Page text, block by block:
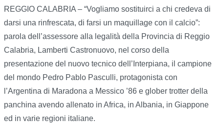
REGGIO CALABRIA – “Vogliamo sostituirci a chi credeva di
darsi una rinfrescata, di farsi un maquillage con il calcio”:
parola dell’assessore alla legalità della Provincia di Reggio
Calabria, Lamberti Castronuovo, nel corso della
presentazione del nuovo tecnico dell’Interpiana, il campione
del mondo Pedro Pablo Pasculli, protagonista con
l’Argentina di Maradona a Messico ’86 e glober trotter della
panchina avendo allenato in Africa, in Albania, in Giappone
ed in varie regioni italiane.